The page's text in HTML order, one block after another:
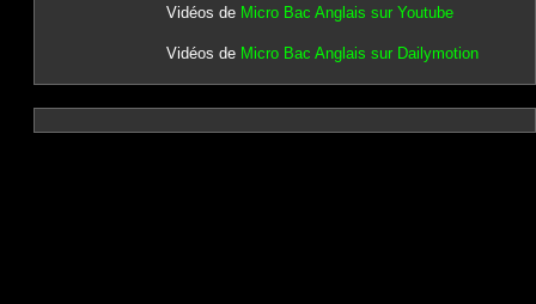
Vidéos de Micro Bac Anglais sur Youtube
Vidéos de Micro Bac Anglais sur Dailymotion